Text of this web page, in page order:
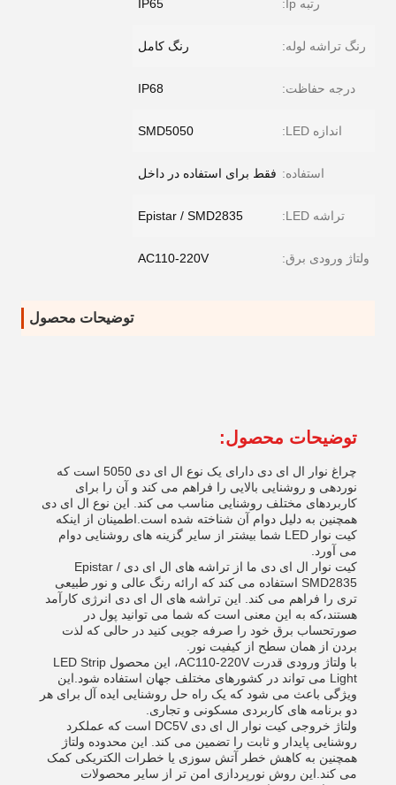
رتبه Ip: IP65
رنگ تراشه لوله: رنگ کامل
درجه حفاظت: IP68
اندازه LED: SMD5050
استفاده: فقط برای استفاده در داخل
تراشه LED: Epistar / SMD2835
ولتاژ ورودی برق: AC110-220V
توضیحات محصول
توضیحات محصول:
چراغ نوار ال ای دی دارای یک نوع ال ای دی 5050 است که
نوردهی و روشنایی بالایی را فراهم می کند و آن را برای
کاربردهای مختلف روشنایی مناسب می کند. این نوع ال ای دی
همچنین به دلیل دوام آن شناخته شده است.اطمینان از اینکه
کیت نوار LED شما بیشتر از سایر گزینه های روشنایی دوام
می آورد.
کیت نوار ال ای دی ما از تراشه های ال ای دی Epistar /
SMD2835 استفاده می کند که ارائه رنگ عالی و نور طبیعی
تری را فراهم می کند. این تراشه های ال ای دی انرژی کارآمد
هستند،که به این معنی است که شما می توانید پول در
صورتحساب برق خود را صرفه جویی کنید در حالی که لذت
بردن از همان سطح از کیفیت نور.
با ولتاژ ورودی قدرت AC110-220V، این محصول LED Strip
Light می تواند در کشورهای مختلف جهان استفاده شود.این
ویژگی باعث می شود که یک راه حل روشنایی ایده آل برای هر
دو برنامه های کاربردی مسکونی و تجاری.
ولتاژ خروجی کیت نوار ال ای دی DC5V است که عملکرد
روشنایی پایدار و ثابت را تضمین می کند. این محدوده ولتاژ
همچنین به کاهش خطر آتش سوزی یا خطرات الکتریکی کمک
می کند.این روش نورپردازی امن تر از سایر محصولات